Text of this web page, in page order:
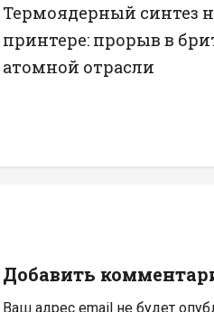
а
в
а
я
Термоядерный синтез
принтере: прорыв в
атомной отрасли
Добавить
Ваш адрес email не будет